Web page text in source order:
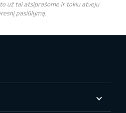
už tai atsiprašome ir tokiu atveju
pasiūlymą.